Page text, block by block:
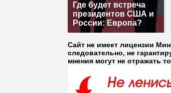
Где будет встреча
президентов США и
России: Европа?
Сайт не имеет лицензии
следовательно, не
мнения могут не отражать